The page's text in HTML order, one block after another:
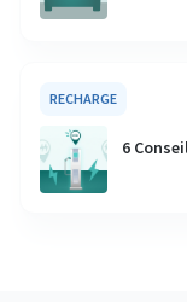
RECHARGE
6